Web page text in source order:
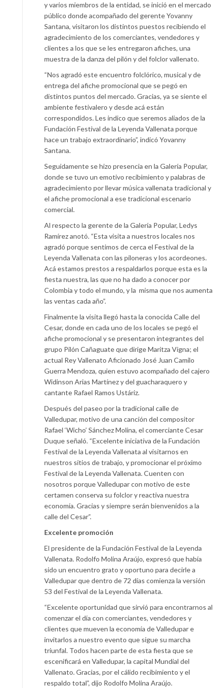
y varios miembros de la entidad, se inició en el mercado
público donde acompañado del gerente Yovanny
Santana, visitaron los distintos puestos recibiendo el
agradecimiento de los comerciantes, vendedores y
clientes a los que se les entregaron afiches, una
muestra de la danza del pilón y del folclor vallenato.
“Nos agradó este encuentro folclórico, musical y de
entrega del afiche promocional que se pegó en
distintos puntos del mercado. Gracias, ya se siente el
ambiente festivalero y desde acá están
correspondidos. Les indico que seremos aliados de la
Fundación Festival de la Leyenda Vallenata porque
hace un trabajo extraordinario”, indicó Yovanny
Santana.
Seguidamente se hizo presencia en la Galería Popular,
donde se tuvo un emotivo recibimiento y palabras de
agradecimiento por llevar música vallenata tradicional y
el afiche promocional a ese tradicional escenario
comercial.
Al respecto la gerente de la Galería Popular, Ledys
Ramírez anotó. “Esta visita a nuestros locales nos
agradó porque sentimos de cerca el Festival de la
Leyenda Vallenata con las piloneras y los acordeones.
Acá estamos prestos a respaldarlos porque esta es la
fiesta nuestra, las que no ha dado a conocer por
Colombia y todo el mundo, y la misma que nos aumenta
las ventas cada año”.
Finalmente la visita llegó hasta la conocida Calle del
Cesar, donde en cada uno de los locales se pegó el
afiche promocional y se presentaron integrantes del
grupo Pilón Cañaguate que dirige Maritza Vigna; el
actual Rey Vallenato Aficionado José Juan Camilo
Guerra Mendoza, quien estuvo acompañado del cajero
Widinson Arias Martínez y del guacharaquero y
cantante Rafael Ramos Ustáriz.
Después del paseo por la tradicional calle de
Valledupar, motivo de una canción del compositor
Rafael ‘Wicho’ Sánchez Molina, el comerciante Cesar
Duque señaló. “Excelente iniciativa de la Fundación
Festival de la Leyenda Vallenata al visitarnos en
nuestros sitios de trabajo, y promocionar el próximo
Festival de la Leyenda Vallenata. Cuenten con
nosotros porque Valledupar con motivo de este
certamen conserva su folclor y reactiva nuestra
economía. Gracias y siempre serán bienvenidos a la
calle del Cesar”.
Excelente promoción
El presidente de la Fundación Festival de la Leyenda
Vallenata. Rodolfo Molina Araújo, expresó que había
sido un encuentro grato y oportuno para decirle a
Valledupar que dentro de 72 días comienza la versión
53 del Festival de la Leyenda Vallenata.
“Excelente oportunidad que sirvió para encontrarnos al
comenzar el día con comerciantes, vendedores y
clientes que mueven la economía de Valledupar e
invitarlos a nuestro evento que sigue su marcha
triunfal. Todos hacen parte de esta fiesta que se
escenificará en Valledupar, la capital Mundial del
Vallenato. Gracias, por el cálido recibimiento y el
respaldo total”, dijo Rodolfo Molina Araújo.